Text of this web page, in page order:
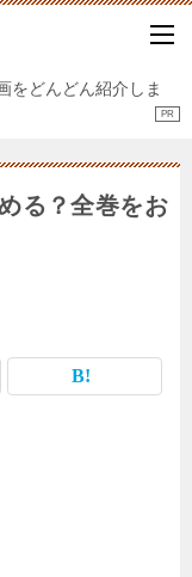
をどんどん紹介しま
る？全巻をお